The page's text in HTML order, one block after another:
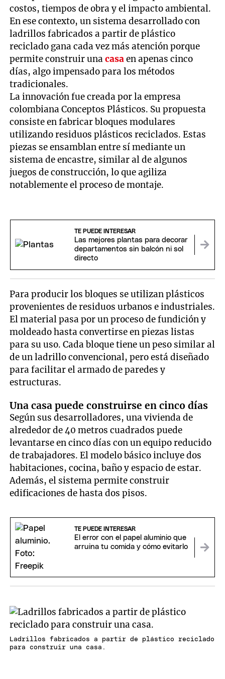
costos, tiempos de obra y el impacto ambiental.
En ese contexto, un sistema desarrollado con
ladrillos fabricados a partir de plástico
reciclado gana cada vez más atención porque
permite construir unacasaen apenas cinco
días, algo impensado para los métodos
tradicionales.
La innovación fue creada por la empresa
colombiana Conceptos Plásticos. Su propuesta
consiste en fabricar bloques modulares
utilizando residuos plásticos reciclados. Estas
piezas se ensamblan entre sí mediante un
sistema de encastre, similar al de algunos
juegos de construcción, lo que agiliza
notablemente el proceso de montaje.
TE PUEDE INTERESAR
Las mejores plantas para decorar
departamentos sin balcón ni sol
directo
Para producir los bloques se utilizan plásticos
provenientes de residuos urbanos e industriales.
El material pasa por un proceso de fundición y
moldeado hasta convertirse en piezas listas
para su uso. Cada bloque tiene un peso similar al
de un ladrillo convencional, pero está diseñado
para facilitar el armado de paredes y
estructuras.
Una casa puede construirse en cinco días
Según sus desarrolladores, una vivienda de
alrededor de 40 metros cuadrados puede
levantarse en cinco días con un equipo reducido
de trabajadores. El modelo básico incluye dos
habitaciones, cocina, baño y espacio de estar.
Además, el sistema permite construir
edificaciones de hasta dos pisos.
TE PUEDE INTERESAR
El error con el papel aluminio que
arruina tu comida y cómo evitarlo
Ladrillos fabricados a partir de plástico reciclado
para construir una casa.